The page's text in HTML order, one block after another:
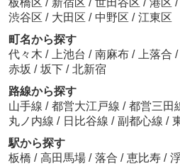
板橋区 / 新宿区 / 世田谷区 / 港区 /
渋谷区 / 大田区 / 中野区 / 江東区
町名から探す
代々木 / 上池台 / 南麻布 / 上落合 /
赤坂 / 坂下 / 北新宿
路線から探す
山手線 / 都営大江戸線 / 都営三田
丸ノ内線 / 日比谷線 / 副都心線 /
駅から探す
板橋 / 高田馬場 / 落合 / 恵比寿 /